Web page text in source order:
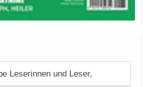
Leserinnen und Leser,